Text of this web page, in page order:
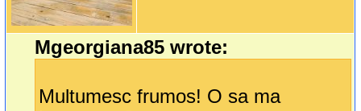
Mgeorgiana85 wrote:
Multumesc frumos! O sa ma